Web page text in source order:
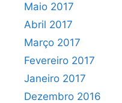
Maio 2017
Abril 2017
Março 2017
Fevereiro 2017
Janeiro 2017
Dezembro 2016